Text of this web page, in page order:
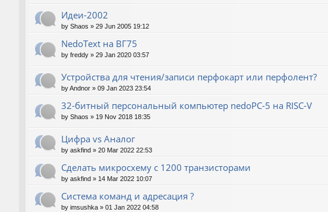
Идеи-2002
by Shaos » 29 Jun 2005 19:12
NedoText на ВГ75
by freddy » 29 Jan 2020 03:57
Устройства для чтения/записи перфокарт или перфолент?
byAndnor » 09 Jan 2023 23:54
32-битный персональный компьютер nedoPC-5 на RISC-V
by Shaos » 19 Nov 2018 18:35
Цифра vs Аналог
by askfind » 20 Mar 2022 22:53
Сделать микросхему с 1200 транзисторами
by askfind » 14 Mar 2022 10:07
Система команд и адресация ?
by imsushka » 01 Jan 2022 04:58